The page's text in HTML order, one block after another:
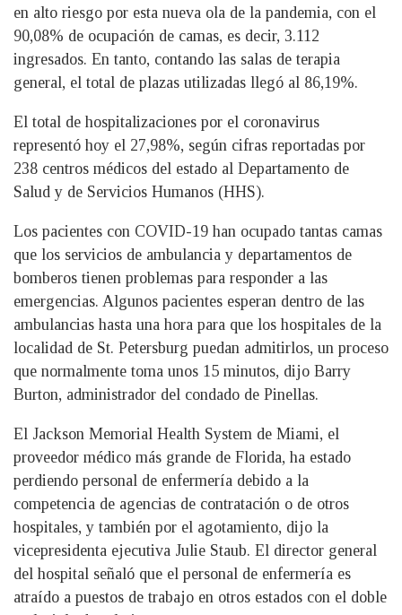
en alto riesgo por esta nueva ola de la pandemia, con el
90,08% de ocupación de camas, es decir, 3.112
ingresados. En tanto, contando las salas de terapia
general, el total de plazas utilizadas llegó al 86,19%.
El total de hospitalizaciones por el coronavirus
representó hoy el 27,98%, según cifras reportadas por
238 centros médicos del estado al Departamento de
Salud y de Servicios Humanos (HHS).
Los pacientes con COVID-19 han ocupado tantas camas
que los servicios de ambulancia y departamentos de
bomberos tienen problemas para responder a las
emergencias. Algunos pacientes esperan dentro de las
ambulancias hasta una hora para que los hospitales de la
localidad de St. Petersburg puedan admitirlos, un proceso
que normalmente toma unos 15 minutos, dijo Barry
Burton, administrador del condado de Pinellas.
El Jackson Memorial Health System de Miami, el
proveedor médico más grande de Florida, ha estado
perdiendo personal de enfermería debido a la
competencia de agencias de contratación o de otros
hospitales, y también por el agotamiento, dijo la
vicepresidenta ejecutiva Julie Staub. El director general
del hospital señaló que el personal de enfermería es
atraído a puestos de trabajo en otros estados con el doble